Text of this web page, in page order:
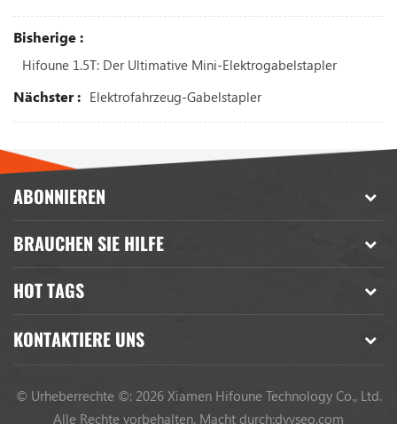
Bisherige :
Hifoune 1.5T: Der Ultimative Mini-Elektrogabelstapler
Nächster : Elektrofahrzeug-Gabelstapler
ABONNIEREN
BRAUCHEN SIE HILFE
HOT TAGS
KONTAKTIERE UNS
© Urheberrechte ©: 2026 Xiamen Hifoune Technology Co., Ltd.
Alle Rechte vorbehalten. Macht durch:dyyseo.com